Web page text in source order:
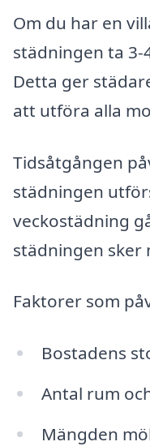
Om du har en
städningen ta
Detta ger
att utföra alla
Tidsåtgången
städningen
veckostädning
städningen sker
Faktorer som
Bostadens
Antal rum
Mängden